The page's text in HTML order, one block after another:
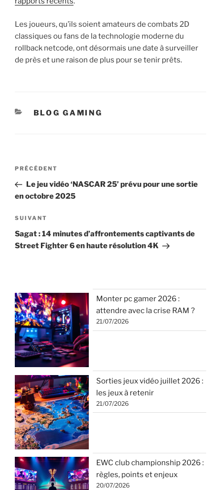
Les joueurs, qu’ils soient amateurs de combats 2D
classiques ou fans de la technologie moderne du
rollback netcode, ont désormais une date à surveiller
de près et une raison de plus pour se tenir prêts.
CATÉGORIES
BLOG GAMING
Navigation
l’article
Article
précédent
PRÉCÉDENT
Le jeu vidéo ‘NASCAR 25’ prévu pour une sortie
en octobre 2025
Article
suivant
SUIVANT
Sagat : 14 minutes d’affrontements captivants de
Street Fighter 6 en haute résolution 4K
Monter pc gamer 2026 :
attendre avec la crise RAM ?
21/07/2026
Sorties jeux vidéo juillet 2026 :
les jeux à retenir
21/07/2026
EWC club championship 2026 :
règles, points et enjeux
20/07/2026